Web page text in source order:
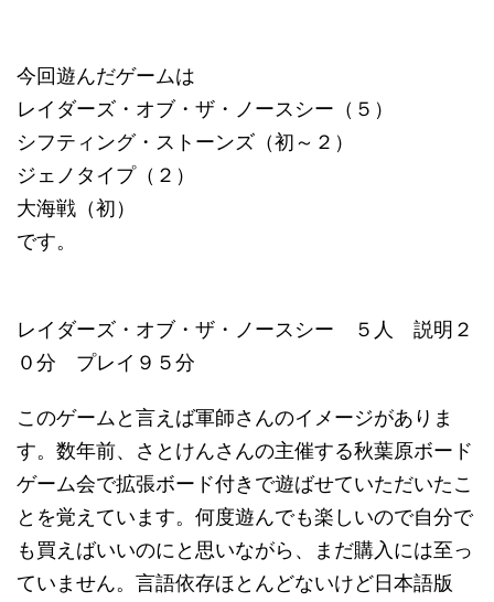
今回遊んだゲームは
レイダーズ・オブ・ザ・ノースシー（５）
シフティング・ストーンズ（初～２）
ジェノタイプ（２）
大海戦（初）
です。
レイダーズ・オブ・ザ・ノースシー ５人 説明２
０分 プレイ９５分
このゲームと言えば軍師さんのイメージがありま
す。数年前、さとけんさんの主催する秋葉原ボード
ゲーム会で拡張ボード付きで遊ばせていただいたこ
とを覚えています。何度遊んでも楽しいので自分で
も買えばいいのにと思いながら、まだ購入には至っ
ていません。言語依存ほとんどないけど日本語版